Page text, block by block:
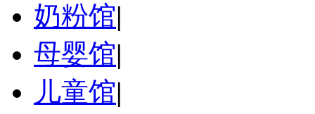
奶粉馆|
母婴馆|
儿童馆|